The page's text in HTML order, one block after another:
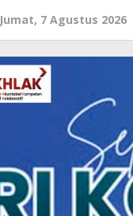
Jumat, 7 Agustus 2026